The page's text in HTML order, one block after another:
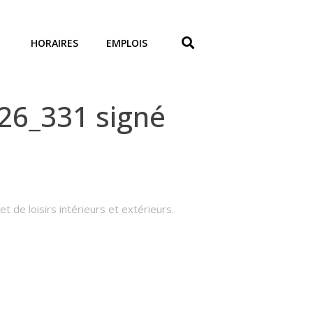
HORAIRES EMPLOIS
signé
de loisirs intérieurs et extérieurs.